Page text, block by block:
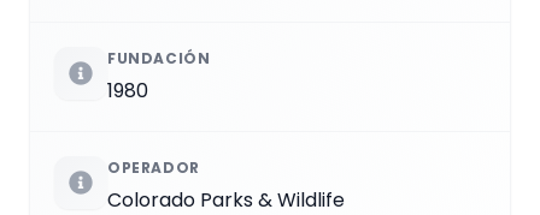
FUNDACIÓN
1980
OPERADOR
Colorado Parks & Wildlife